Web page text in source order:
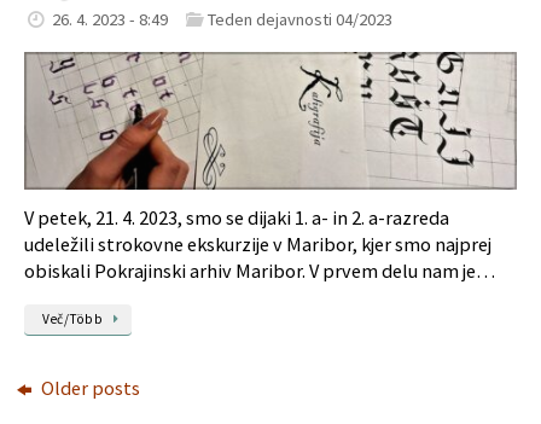
26. 4. 2023 - 8:49 Teden dejavnosti 04/2023
V petek, 21. 4. 2023, smo se dijaki 1. a- in 2. a-razreda
udeležili strokovne ekskurzije v Maribor, kjer smo najprej
obiskali Pokrajinski arhiv Maribor. V prvem delu nam je…
Več/Több
Older posts